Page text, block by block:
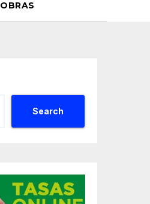
OBRAS
Search